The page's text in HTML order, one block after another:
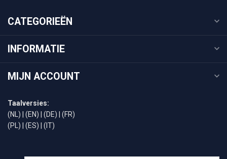
CATEGORIEËN
INFORMATIE
MIJN ACCOUNT
Taalversies:
(NL)
(EN) (DE)
(FR)
(PL)
(ES) (IT)